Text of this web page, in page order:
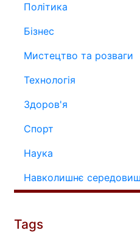
Політика
Бізнес
Мистецтво та розваги
Технологія
Здоров'я
Спорт
Наука
Навколишнє
Tags